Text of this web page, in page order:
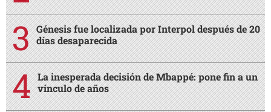
Génesis fue localizada por Interpol después de 20
días desaparecida
La inesperada decisión de Mbappé: pone fin a un
vínculo de años